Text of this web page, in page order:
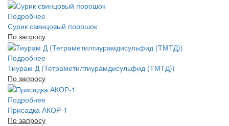
Подробнее
Сурик свинцовый порошок
По запросу
Подробнее
Тиурам Д (Тетраметилтиурамдисульфид (ТМТД))
По запросу
Подробнее
Присадка АКОР-1
По запросу